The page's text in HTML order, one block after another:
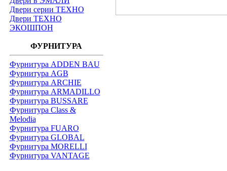
Двери серии ТЕХНО
Двери ТЕХНО
ЭКОШПОН
ФУРНИТУРА
Фурнитура ADDEN BAU
Фурнитура AGB
Фурнитура ARCHIE
Фурнитура ARMADILLO
Фурнитура BUSSARE
Фурнитура Class &
Melodia
Фурнитура FUARO
Фурнитура GLOBAL
Фурнитура MORELLI
Фурнитура VANTAGE